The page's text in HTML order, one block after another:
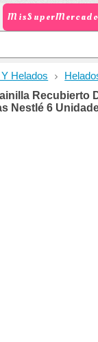
Helados
Recubierto
Nestlé 6